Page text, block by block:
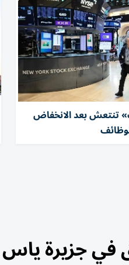
تنتعش بعد الانخفاض
في جزيرة ياس